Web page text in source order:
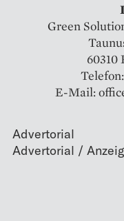
Green
E-Mail:
Advertorial